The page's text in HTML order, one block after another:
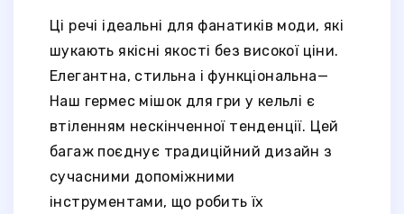
Ці речі ідеальні для фанатиків моди, які
шукають якісні якості без високої ціни.
Елегантна, стильна і функціональна—
Наш гермес мішок для гри у кельлі є
втіленням нескінченної тенденції. Цей
багаж поєднує традиційний дизайн з
сучасними допоміжними
інструментами, що робить їх